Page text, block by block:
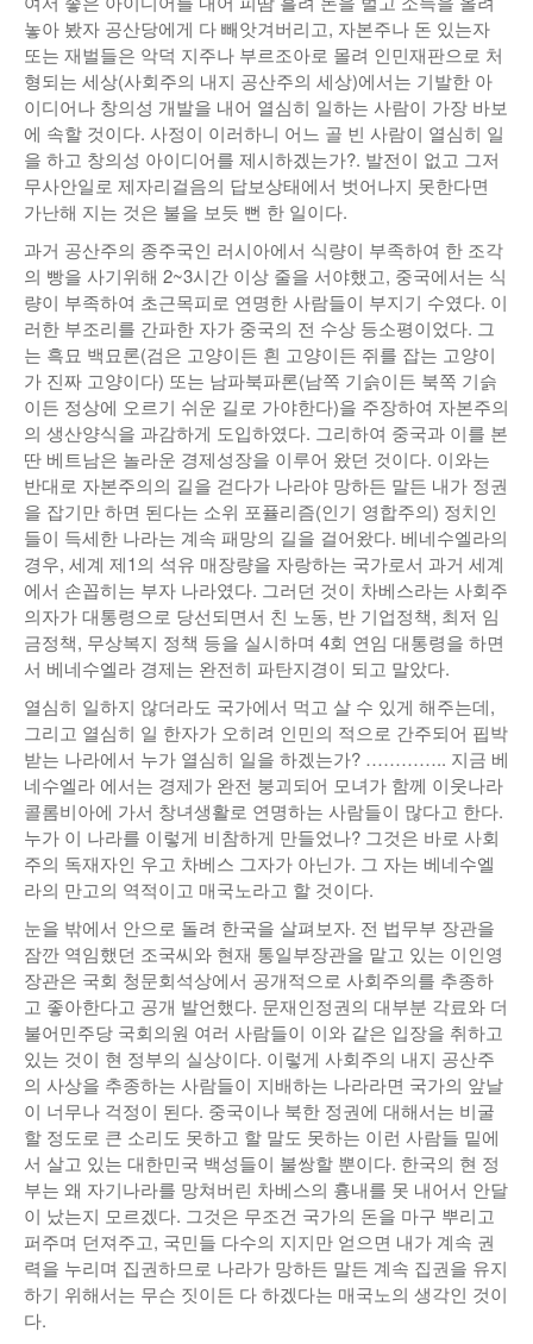
놓아 봤자 공산당에게 다 빼앗겨버리고, 자본주나 돈 있는자
또는 재벌들은 악덕 지주나 부르조아로 몰려 인민재판으로 처
형되는 세상(사회주의 내지 공산주의 세상)에서는 기발한 아
이디어나 창의성 개발을 내어 열심히 일하는 사람이 가장 바보
에 속할 것이다. 사정이 이러하니 어느 골 빈 사람이 열심히 일
을 하고 창의성 아이디어를 제시하겠는가?. 발전이 없고 그저
무사안일로 제자리걸음의 답보상태에서 벗어나지 못한다면
가난해 지는 것은 불을 보듯 뻔 한 일이다.
과거 공산주의 종주국인 러시아에서 식량이 부족하여 한 조각
의 빵을 사기위해 2~3시간 이상 줄을 서야했고, 중국에서는 식
량이 부족하여 초근목피로 연명한 사람들이 부지기 수였다. 이
러한 부조리를 간파한 자가 중국의 전 수상 등소평이었다. 그
는 흑묘 백묘론(검은 고양이든 흰 고양이든 쥐를 잡는 고양이
가 진짜 고양이다) 또는 남파북파론(남쪽 기슭이든 북쪽 기슭
이든 정상에 오르기 쉬운 길로 가야한다)을 주장하여 자본주의
의 생산양식을 과감하게 도입하였다. 그리하여 중국과 이를 본
딴 베트남은 놀라운 경제성장을 이루어 왔던 것이다. 이와는
반대로 자본주의의 길을 걷다가 나라야 망하든 말든 내가 정권
을 잡기만 하면 된다는 소위 포퓰리즘(인기 영합주의) 정치인
들이 득세한 나라는 계속 패망의 길을 걸어왔다. 베네수엘라의
경우, 세계 제1의 석유 매장량을 자랑하는 국가로서 과거 세계
에서 손꼽히는 부자 나라였다. 그러던 것이 차베스라는 사회주
의자가 대통령으로 당선되면서 친 노동, 반 기업정책, 최저 임
금정책, 무상복지 정책 등을 실시하며 4회 연임 대통령을 하면
서 베네수엘라 경제는 완전히 파탄지경이 되고 말았다.
열심히 일하지 않더라도 국가에서 먹고 살 수 있게 해주는데,
그리고 열심히 일 한자가 오히려 인민의 적으로 간주되어 핍박
받는 나라에서 누가 열심히 일을 하겠는가? ………….. 지금 베
네수엘라 에서는 경제가 완전 붕괴되어 모녀가 함께 이웃나라
콜롬비아에 가서 창녀생활로 연명하는 사람들이 많다고 한다.
누가 이 나라를 이렇게 비참하게 만들었나? 그것은 바로 사회
주의 독재자인 우고 차베스 그자가 아닌가. 그 자는 베네수엘
라의 만고의 역적이고 매국노라고 할 것이다.
눈을 밖에서 안으로 돌려 한국을 살펴보자. 전 법무부 장관을
잠깐 역임했던 조국씨와 현재 통일부장관을 맡고 있는 이인영
장관은 국회 청문회석상에서 공개적으로 사회주의를 추종하
고 좋아한다고 공개 발언했다. 문재인정권의 대부분 각료와 더
불어민주당 국회의원 여러 사람들이 이와 같은 입장을 취하고
있는 것이 현 정부의 실상이다. 이렇게 사회주의 내지 공산주
의 사상을 추종하는 사람들이 지배하는 나라라면 국가의 앞날
이 너무나 걱정이 된다. 중국이나 북한 정권에 대해서는 비굴
할 정도로 큰 소리도 못하고 할 말도 못하는 이런 사람들 밑에
서 살고 있는 대한민국 백성들이 불쌍할 뿐이다. 한국의 현 정
부는 왜 자기나라를 망쳐버린 차베스의 흉내를 못 내어서 안달
이 났는지 모르겠다. 그것은 무조건 국가의 돈을 마구 뿌리고
퍼주며 던져주고, 국민들 다수의 지지만 얻으면 내가 계속 권
력을 누리며 집권하므로 나라가 망하든 말든 계속 집권을 유지
하기 위해서는 무슨 짓이든 다 하겠다는 매국노의 생각인 것이
다.